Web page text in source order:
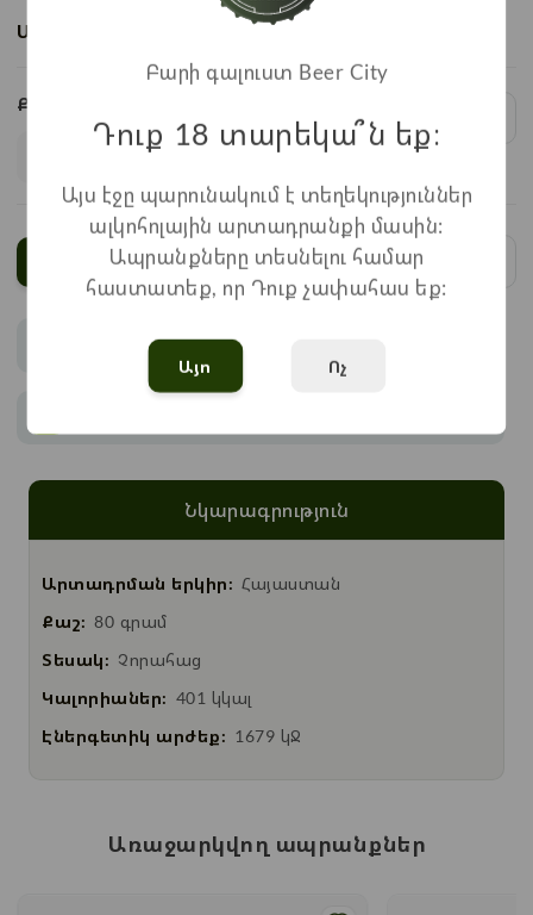
Ապրանքի ID:
Քանակ:
x
Ավելացնել
Վճարում
Նկարագրություն
Արտադրման երկիր: Հայաստան
Քաշ: 80 գրամ
Տեսակ: Չորահաց
Կալորիաներ: 401 կկալ
Էներգետիկ արժեք: 1679 կՋ
Առաջարկվող ապրանքներ
Բարի գալուստ Beer City
Դուք 18 տարեկա՞ն եք։
Այս էջը պարունակում է տեղեկություններ
ալկոհոլային արտադրանքի մասին:
Ապրանքները տեսնելու համար
հաստատեք, որ Դուք չափահաս եք:
Այո Ոչ